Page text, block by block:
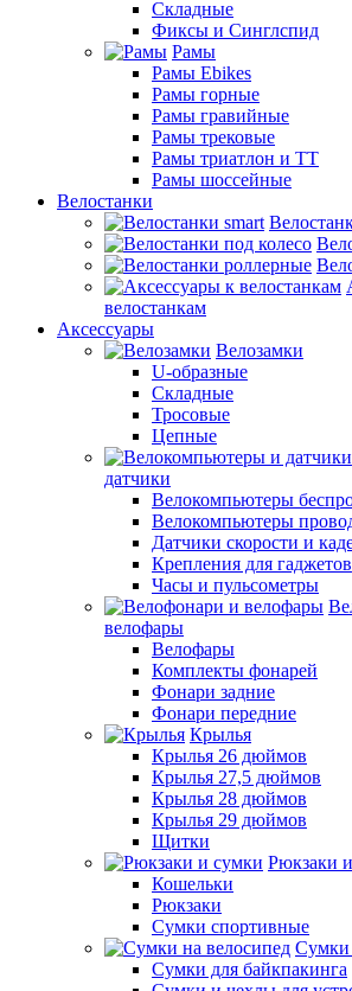
Складные
Фиксы и Синглспид
Рамы
Рамы Ebikes
Рамы горные
Рамы гравийные
Рамы трековые
Рамы триатлон и ТТ
Рамы шоссейные
Велостанки
велостанкам
Аксессуары
Велозамки
U-образные
Складные
Тросовые
Цепные
датчики
Велокомпьютеры
Велокомпьютеры
Датчики скорости и
Крепления для гаджетов
Часы и пульсометры
велофары
Велофары
Комплекты фонарей
Фонари задние
Фонари передние
Крылья
Крылья 26 дюймов
Крылья 27,5 дюймов
Крылья 28 дюймов
Крылья 29 дюймов
Щитки
Рюкзаки
Кошельки
Рюкзаки
Сумки спортивные
Сумки
Сумки для байкпакинга